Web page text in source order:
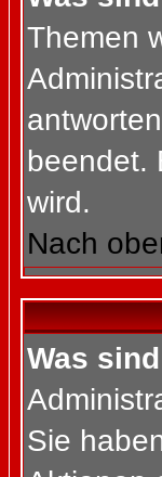
Themen
beendet.
wird.
Nach
Was
Sie